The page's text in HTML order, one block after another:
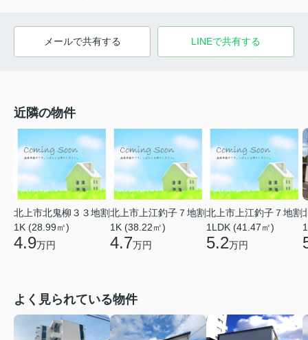
メールで共有する LINEで共有する
近隣の物件
北上市北鬼柳３３地割
1K (28.99㎡)
4.9万円
北上市上江釣子７地割
1K (38.22㎡)
4.7万円
北上市上江釣子７地割
1LDK (41.47㎡)
5.2万円
よく見られている物件